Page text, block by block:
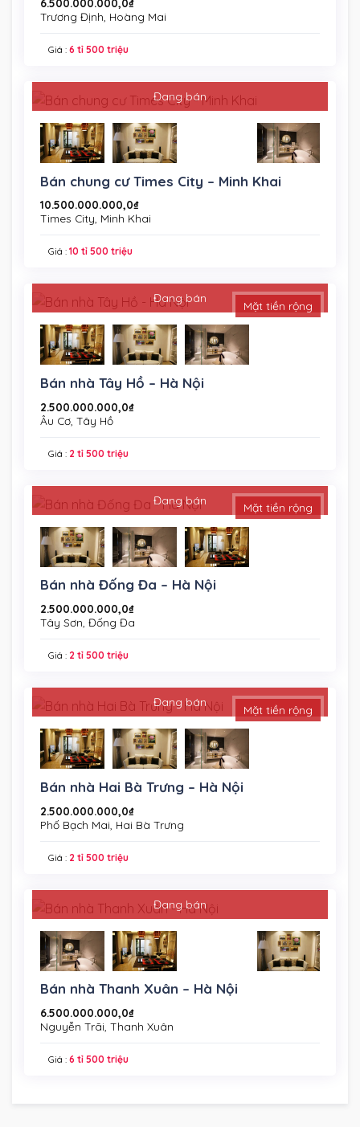
Trương Định, Hoàng Mai
Giá : 6 tỉ 500 triệu
Đang bán
Bán chung cư Times City – Minh Khai
10.500.000.000,0₫
Times City, Minh Khai
Giá : 10 tỉ 500 triệu
Đang bán
Mặt tiền rộng
Bán nhà Tây Hồ – Hà Nội
2.500.000.000,0₫
Âu Cơ, Tây Hồ
Giá : 2 tỉ 500 triệu
Đang bán
Mặt tiền rộng
Bán nhà Đống Đa – Hà Nội
2.500.000.000,0₫
Tây Sơn, Đống Đa
Giá : 2 tỉ 500 triệu
Đang bán
Mặt tiền rộng
Bán nhà Hai Bà Trưng – Hà Nội
2.500.000.000,0₫
Phố Bạch Mai, Hai Bà Trưng
Giá : 2 tỉ 500 triệu
Đang bán
Bán nhà Thanh Xuân – Hà Nội
6.500.000.000,0₫
Nguyễn Trãi, Thanh Xuân
Giá : 6 tỉ 500 triệu